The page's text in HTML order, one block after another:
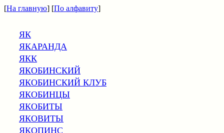
[На главную] [По алфавиту]
ЯК
ЯКАРАНДА
ЯКК
ЯКОБИНСКИЙ
ЯКОБИНСКИЙ КЛУБ
ЯКОБИНЦЫ
ЯКОБИТЫ
ЯКОВИТЫ
ЯКОПИНС